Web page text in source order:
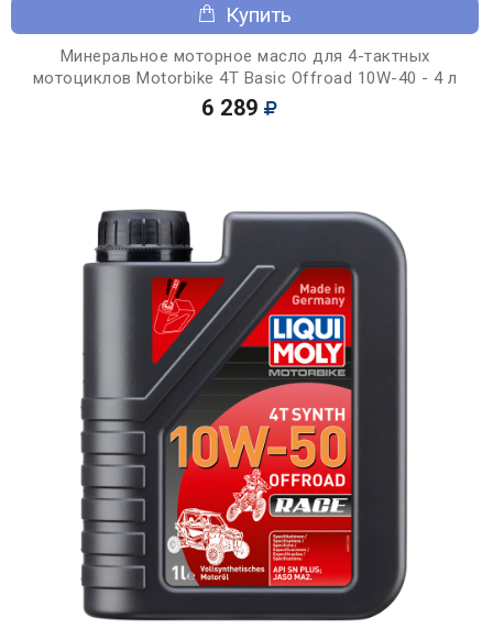
Купить
Минеральное моторное масло для 4-тактных
мотоциклов Motorbike 4T Basic Offroad 10W-40 - 4 л
6 289